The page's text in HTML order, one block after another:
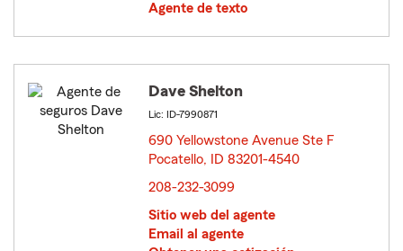
Agente de texto
Dave Shelton
Lic: ID-7990871
690 Yellowstone Avenue Ste F
Pocatello, ID 83201-4540
208-232-3099
Sitio web del agente
Email al agente